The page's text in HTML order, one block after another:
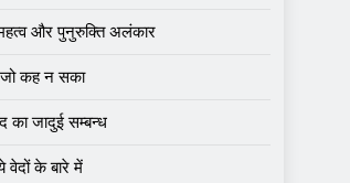
और पुनुरुक्ति अलंकार
जो कह न सका
का जादुई सम्बन्ध
वेदों के बारे में